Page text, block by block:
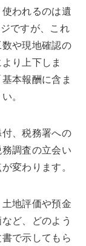
われるのは遺
ですが、これ
や現地確認の
り上下しま
本報酬に含ま
。
、税務署への
調査の立会い
変わります。
地評価や預金
ど、どのよう
で示してもら